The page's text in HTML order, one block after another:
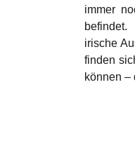
immer
irische
finden
können –